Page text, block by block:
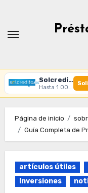
contenido
Solcredito
Hasta 1 000 € · 30 días · 100% online
Página de inicio
Guía Completa de
artículos útiles
Inversiones